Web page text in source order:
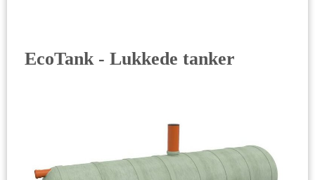
EcoTank - Lukkede tanker